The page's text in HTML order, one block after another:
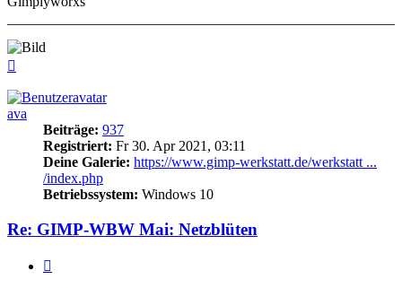
ava
Beiträge: 937
Registriert: Fr 30. Apr 2021, 03:11
Deine Galerie: https://www.gimp-werkstatt.de/werkstatt ...
/index.php
Betriebssystem: Windows 10
Re: GIMP-WBW Mai: Netzblüten